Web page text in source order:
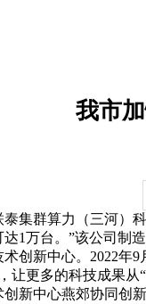
我市
集群算力（三河）
1万台。”该公司制
创新中心。2022
更多的科技成果从“
新中心燕郊协同创